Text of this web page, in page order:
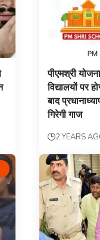
पीएमश्री
विद्यालयों पर
बाद
गिरेगी गाज
2 YEARS